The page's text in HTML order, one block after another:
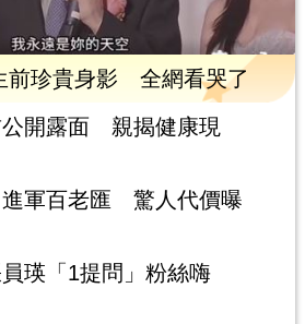
前珍貴身影 全網看哭了
公開露面 親揭健康現
進軍百老匯 驚人代價曝
瑛「1提問」粉絲嗨